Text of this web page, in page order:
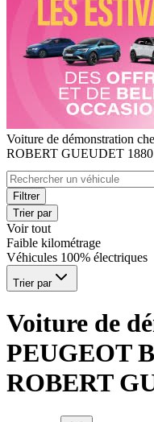
Voiture de démonstration
ROBERT GUEUDET
Filtrer
Trier par
Voir tout
Faible kilométrage
Véhicules 100% électriques
Trier par
Voiture de
PEUGEOT
ROBERT